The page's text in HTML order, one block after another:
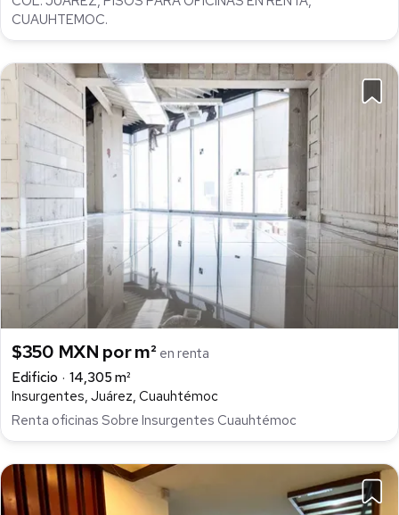
CUAUHTEMOC.
$350 MXN por m² en renta
Edificio
14,305 m²
Insurgentes, Juárez, Cuauhtémoc
Renta oficinas Sobre Insurgentes Cuauhtémoc